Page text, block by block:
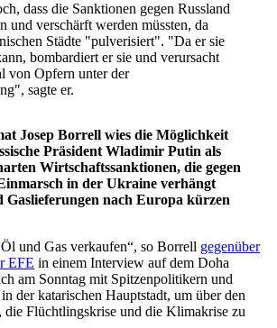
dass die Sanktionen gegen Russland
und verschärft werden müssten, da
Städte "pulverisiert". "Da er sie
bombardiert er sie und verursacht
von Opfern unter der
sagte er.
Josep Borrell wies die Möglichkeit
Präsident Wladimir Putin als
Wirtschaftssanktionen, die gegen
in der Ukraine verhängt
Gaslieferungen nach Europa kürzen
und Gas verkaufen“, so Borrell gegenüber
EFE in einem Interview auf dem Doha
am Sonntag mit Spitzenpolitikern und
der katarischen Hauptstadt, um über den
Flüchtlingskrise und die Klimakrise zu